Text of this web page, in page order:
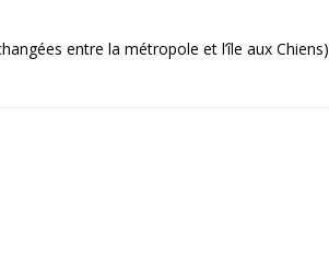
entre la métropole et l’île aux Chiens)